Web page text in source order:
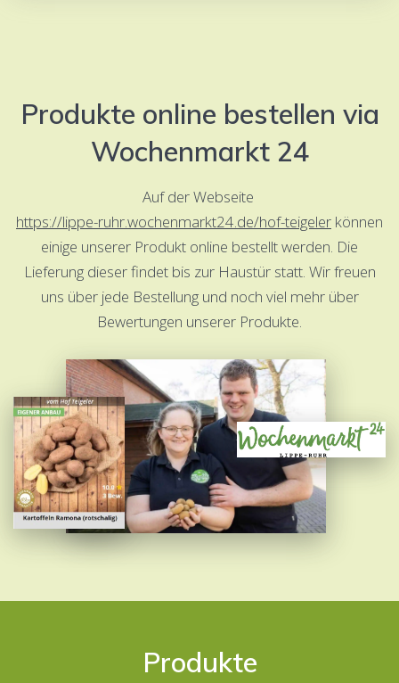
Produkte online bestellen via
Wochenmarkt 24
Auf der Webseite
https://lippe-ruhr.wochenmarkt24.de/hof-teigeler können
einige unserer Produkt online bestellt werden. Die
Lieferung dieser findet bis zur Haustür statt. Wir freuen
uns über jede Bestellung und noch viel mehr über
Bewertungen unserer Produkte.
Produkte